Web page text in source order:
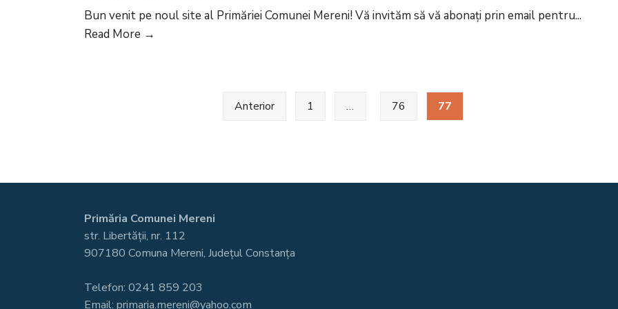
Bun venit pe noul site al Primăriei Comunei Mereni! Vă invităm să vă abonați prin email pentru...
Read More →
Anterior 1 … 76 77
Primăria Comunei Mereni
str. Libertății, nr. 112
907180 Comuna Mereni, Județul Constanța
Telefon: 0241 859 203
Email: primaria.mereni@yahoo.com